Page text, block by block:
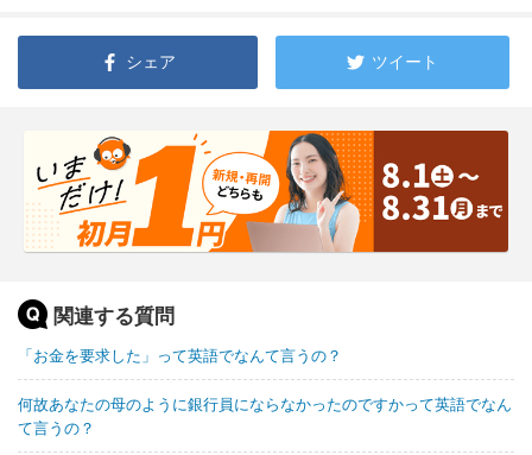
シェア ツイート
関連する質問
「お金を要求した」って英語でなんて言うの？
何故あなたの母のように銀行員にならなかったのですかって英語でなん
て言うの？